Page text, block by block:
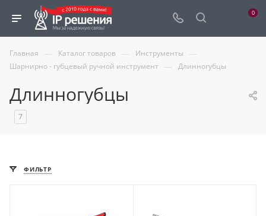
0
Главная — Каталог товаров — Инструменты —
Шарнирно - губцевый ручной инструмент — Длинногубцы
Длинногубцы
7
ФИЛЬТР